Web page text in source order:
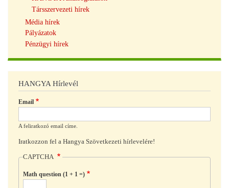
Társszervezeti hírek
Média hírek
Pályázatok
Pénzügyi hírek
HANGYA Hírlevél
Email
A feliratkozó email címe.
Iratkozzon fel a Hangya Szövetkezeti hírlevelére!
CAPTCHA
Math question (1 + 1 =)